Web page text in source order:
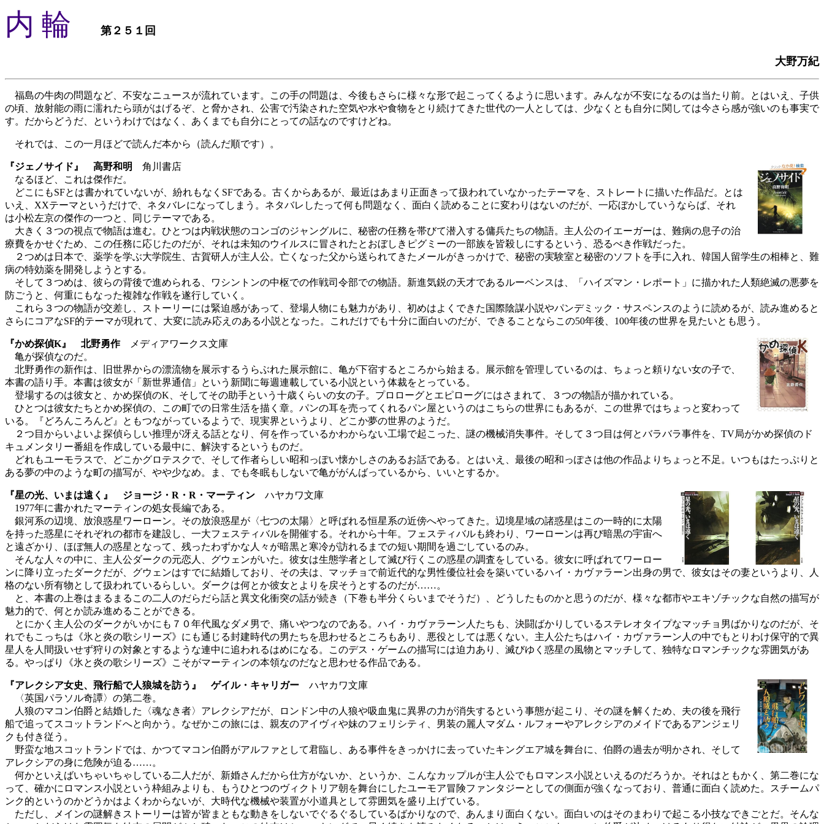
内 輪 第２５１回
大野万紀
福島の牛肉の問題など、不安なニュースが流れています。この手の問題は、今後もさらに様々な形で起こってくるように思います。みんなが不安になるのは当たり前。とはいえ、子供
の頃、放射能の雨に濡れたら頭がはげるぞ、と脅かされ、公害で汚染された空気や水や食物をとり続けてきた世代の一人としては、少なくとも自分に関しては今さら感が強いのも事実で
す。だからどうだ、というわけではなく、あくまでも自分にとっての話なのですけどね。
それでは、この一月ほどで読んだ本から（読んだ順です）。
『ジェノサイド』 高野和明
角川書店
なるほど、これは傑作だ。
どこにもSFとは書かれていないが、紛れもなくSFである。古くからあるが、最近はあまり正面きって扱われていなかったテーマを、ストレートに描いた作品だ。とは
いえ、XXテーマというだけで、ネタバレになってしまう。ネタバレしたって何も問題なく、面白く読めることに変わりはないのだが、一応ぼかしていうならば、それ
は小松左京の傑作の一つと、同じテーマである。
大きく３つの視点で物語は進む。ひとつは内戦状態のコンゴのジャングルに、秘密の任務を帯びて潜入する傭兵たちの物語。主人公のイエーガーは、難病の息子の治
療費をかせぐため、この任務に応じたのだが、それは未知のウイルスに冒されたとおぼしきピグミーの一部族を皆殺しにするという、恐るべき作戦だった。
２つめは日本で、薬学を学ぶ大学院生、古賀研人が主人公。亡くなった父から送られてきたメールがきっかけで、秘密の実験室と秘密のソフトを手に入れ、韓国人留学生の相棒と、難
病の特効薬を開発しようとする。
そして３つめは、彼らの背後で進められる、ワシントンの中枢での作戦司令部での物語。新進気鋭の天才であるルーベンスは、「ハイズマン・レポート」に描かれた人類絶滅の悪夢を
防ごうと、何重にもなった複雑な作戦を遂行していく。
これら３つの物語が交差し、ストーリーには緊迫感があって、登場人物にも魅力があり、初めはよくできた国際陰謀小説やパンデミック・サスペンスのように読めるが、読み進めると
さらにコアなSF的テーマが現れて、大変に読み応えのある小説となった。これだけでも十分に面白いのだが、できることならこの50年後、100年後の世界を見たいとも思う。
『かめ探偵K』 北野勇作メディアワークス文庫
亀が探偵なのだ。
北野勇作の新作は、旧世界からの漂流物を展示するうらぶれた展示館に、亀が下宿するところから始まる。展示館を管理しているのは、ちょっと頼りない女の子で、
本書の語り手。本書は彼女が「新世界通信」という新聞に毎週連載している小説という体裁をとっている。
登場するのは彼女と、かめ探偵のK、そしてその助手という十歳くらいの女の子。プロローグとエピローグにはさまれて、３つの物語が描かれている。
ひとつは彼女たちとかめ探偵の、この町での日常生活を描く章。パンの耳を売ってくれるパン屋というのはこちらの世界にもあるが、この世界ではちょっと変わって
いる。『どろんころんど』ともつながっているようで、現実界というより、どこか夢の世界のようだ。
２つ目からいよいよ探偵らしい推理が冴える話となり、何を作っているかわからない工場で起こった、謎の機械消失事件。そして３つ目は何とバラバラ事件を、TV局がかめ探偵のド
キュメンタリー番組を作成している最中に、解決するというものだ。
どれもユーモラスで、どこかグロテスクで、そして作者らしい昭和っぽい懐かしさのあるお話である。とはいえ、最後の昭和っぽさは他の作品よりちょっと不足。いつもはたっぷりと
ある夢の中のような町の描写が、やや少なめ。ま、でも冬眠もしないで亀ががんばっているから、いいとするか。
『星の光、いまは遠く』 ジョージ・R・R・マーティン ハヤカワ文庫
1977年に書かれたマーティンの処女長編である。
銀河系の辺境、放浪惑星ワーローン。その放浪惑星が〈七つの太陽〉と呼ばれる恒星系の近傍へやってきた。辺境星域の諸惑星はこの一時的に太陽
を持った惑星にそれぞれの都市を建設し、一大フェスティバルを開催する。それから十年。フェスティバルも終わり、ワーローンは再び暗黒の宇宙へ
と遠ざかり、ほぼ無人の惑星となって、残ったわずかな人々が暗黒と寒冷が訪れるまでの短い期間を過ごしているのみ。
そんな人々の中に、主人公ダークの元恋人、グウェンがいた。彼女は生態学者として滅び行くこの惑星の調査をしている。彼女に呼ばれてワーロー
ンに降り立ったダークだが、グウェンはすでに結婚しており、その夫は、マッチョで前近代的な男性優位社会を築いているハイ・カヴァラーン出身の男で、彼女はその妻というより、人
格のない所有物として扱われているらしい。ダークは何とか彼女とよりを戻そうとするのだが……。
と、本書の上巻はまるまるこの二人のだらだら話と異文化衝突の話が続き（下巻も半分くらいまでそうだ）、どうしたものかと思うのだが、様々な都市やエキゾチックな自然の描写が
魅力的で、何とか読み進めることができる。
とにかく主人公のダークがいかにも７０年代風なダメ男で、痛いやつなのである。ハイ・カヴァラーン人たちも、決闘ばかりしているステレオタイプなマッチョ男ばかりなのだが、そ
れでもこっちは《氷と炎の歌シリーズ》にも通じる封建時代の男たちを思わせるところもあり、悪役としては悪くない。主人公たちはハイ・カヴァラーン人の中でもとりわけ保守的で異
星人を人間扱いせず狩りの対象とするような連中に追われるはめになる。このデス・ゲームの描写には迫力あり、滅びゆく惑星の風物とマッチして、独特なロマンチックな雰囲気があ
る。やっぱり《氷と炎の歌シリーズ》こそがマーティンの本領なのだなと思わせる作品である。
『アレクシア女史、飛行船で人狼城を訪う』 ゲイル・キャリガー ハヤカワ文庫
〈英国パラソル奇譚〉の第二巻。
人狼のマコン伯爵と結婚した〈魂なき者〉アレクシアだが、ロンドン中の人狼や吸血鬼に異界の力が消失するという事態が起こり、その謎を解くため、夫の後を飛行
船で追ってスコットランドへと向かう。なぜかこの旅には、親友のアイヴィや妹のフェリシティ、男装の麗人マダム・ルフォーやアレクシアのメイドであるアンジェリ
クも付き従う。
野蛮な地スコットランドでは、かつてマコン伯爵がアルファとして君臨し、ある事件をきっかけに去っていたキングエア城を舞台に、伯爵の過去が明かされ、そして
アレクシアの身に危険が迫る……。
何かといえばいちゃいちゃしている二人だが、新婚さんだから仕方がないか、というか、こんなカップルが主人公でもロマンス小説といえるのだろうか。それはともかく、第二巻にな
って、確かにロマンス小説という枠組みよりも、もうひとつのヴィクトリア朝を舞台にしたユーモア冒険ファンタジーとしての側面が強くなっており、普通に面白く読めた。スチームパ
ンク的というのかどうかはよくわからないが、大時代な機械や装置が小道具として雰囲気を盛り上げている。
ただし、メインの謎解きストーリーは皆が皆まともな動きをしないでぐるぐるしているばかりなので、あんまり面白くない。面白いのはそのまわりで起こる小技なできごとだ。そんな